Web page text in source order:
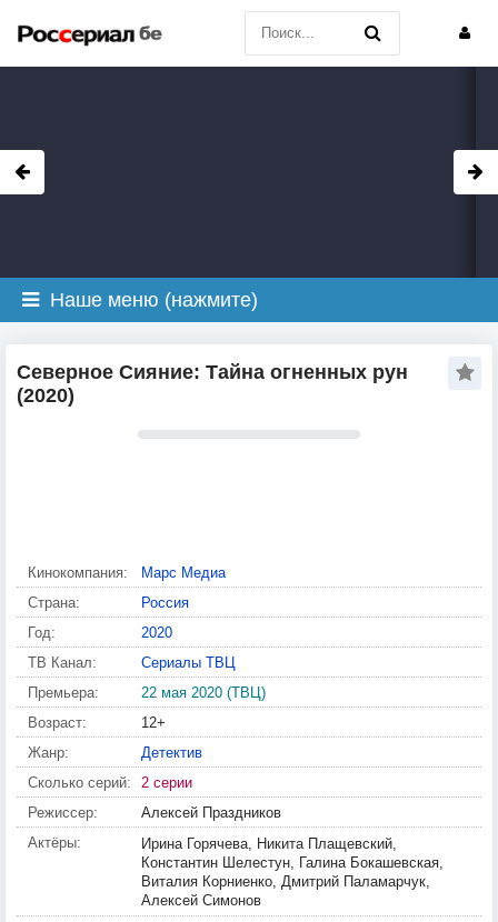
Наше меню (нажмите)
Северное Сияние: Тайна огненных рун
(2020)
Кинокомпания:
Марс Медиа
Страна:
Россия
Год:
2020
ТВ Канал:
Сериалы ТВЦ
Премьера:
22 мая 2020 (ТВЦ)
Возраст:
12+
Жанр:
Детектив
Сколько серий:
2 серии
Режиссер:
Алексей Праздников
Актёры:
Ирина Горячева, Никита Плащевский,
Константин Шелестун, Галина Бокашевская,
Виталия Корниенко, Дмитрий Паламарчук,
Алексей Симонов